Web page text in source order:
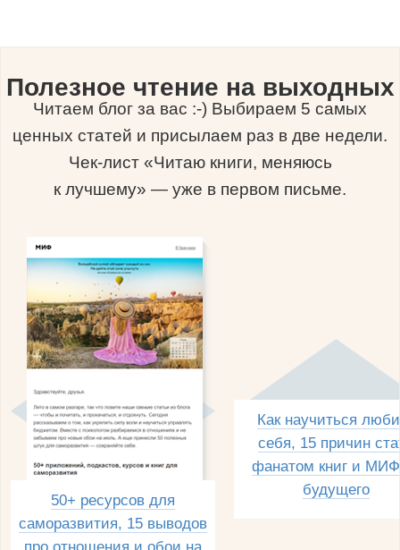
Полезное чтение на выходных
Читаем блог за вас :-) Выбираем 5 самых
ценных статей и присылаем раз в две недели.
Чек-лист «Читаю книги, меняюсь
к лучшему» — уже в первом письме.
50+ ресурсов для
саморазвития, 15 выводов
Как научиться
себя, 15 причин
фанатом книг и
будущего